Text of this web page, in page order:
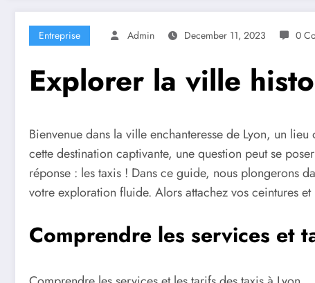
Entreprise Admin December 11, 2023 0
Explorer la ville
Bienvenue dans la ville enchanteresse de Lyon, un
cette destination captivante, une question peut se
réponse : les taxis ! Dans ce guide, nous plongerons
votre exploration fluide. Alors attachez vos ceintures
Comprendre les services et